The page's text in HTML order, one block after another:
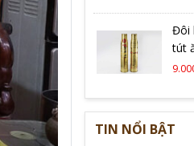
Đôi
tút
TIN NỔI BẬT